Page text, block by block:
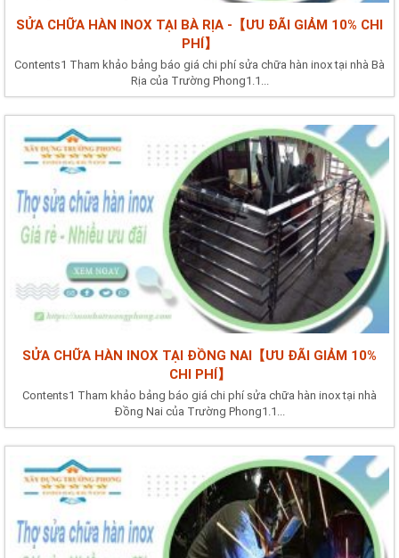
SỬA CHỮA HÀN INOX TẠI BÀ RỊA -【ƯU ĐÃI GIẢM 10% CHI
PHÍ】
Contents1 Tham khảo bảng báo giá chi phí sửa chữa hàn inox tại nhà Bà
Rịa của Trường Phong1.1...
SỬA CHỮA HÀN INOX TẠI ĐỒNG NAI【ƯU ĐÃI GIẢM 10%
CHI PHÍ】
Contents1 Tham khảo bảng báo giá chi phí sửa chữa hàn inox tại nhà
Đồng Nai của Trường Phong1.1...